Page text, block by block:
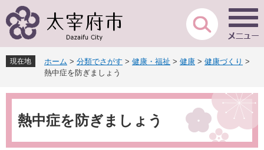
ー
先
頭
す
ニ
を
飛
し
現在地 ホーム > 分類でさがす > 健康・福祉 > 健康 > 健康づくり >
熱中症を防ぎましょう
本
熱中症を防ぎましょう